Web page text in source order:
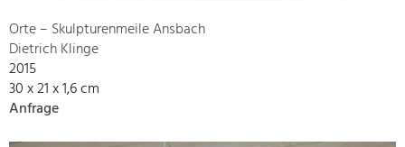
Orte – Skulpturenmeile Ansbach
Dietrich Klinge
2015
30 x 21 x 1,6 cm
Anfrage